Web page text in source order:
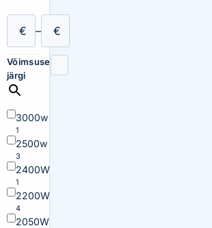
€ – €
Võimsuse
järgi
3000w
1
2500w
3
2400W
1
2200W
4
2050W